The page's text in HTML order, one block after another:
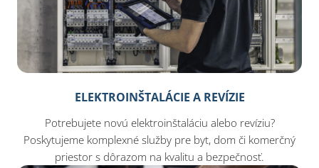
ELEKTROINŠTALÁCIE A REVÍZIE
Potrebujete novú elektroinštaláciu alebo revíziu?
Poskytujeme komplexné služby pre byt, dom či komerčný
priestor s dôrazom na kvalitu a bezpečnosť.